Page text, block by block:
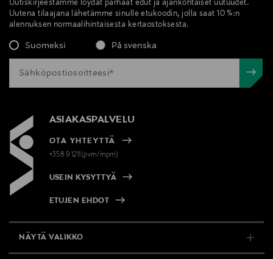
Uutiskirjeestämme löydät parhaat edut ja ajankohtaiset uutuudet.
Uutena tilaajana lähetämme sinulle etukoodin, jolla saat 10 %:n
alennuksen normaalihintaisesta kertaostoksesta.
Suomeksi På svenska
ASIAKASPALVELU
OTA YHTEYTTÄ
+358 9 1211(pvm/mpm)
USEIN KYSYTTYÄ
ETUJEN EHDOT
NÄYTÄ VALIKKO